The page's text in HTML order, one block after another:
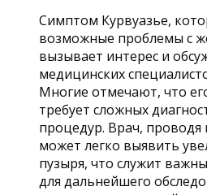
Симптом Курвуазье,
возможные проблемы с
вызывает интерес и
медицинских
Многие отмечают, что
требует сложных
процедур. Врач,
может легко выявить
пузыря, что служит
для дальнейшего